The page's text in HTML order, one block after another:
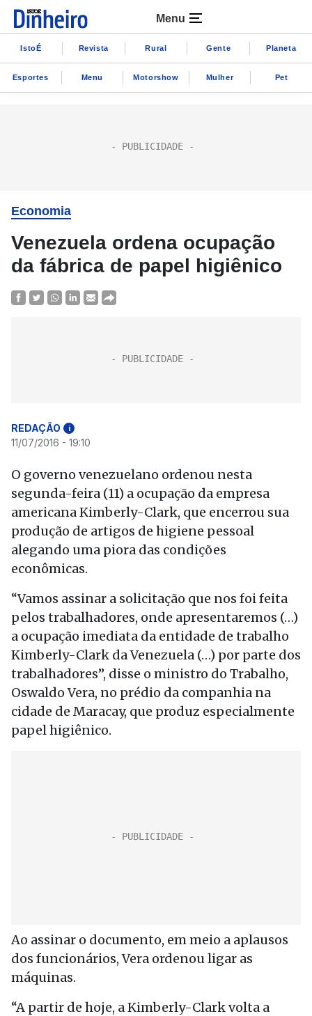
Menu
IstoÉ Revista Rural Gente Planeta
Esportes Menu Motorshow Mulher Pet
Economia
Venezuela ordena ocupação
da fábrica de papel higiênico
REDAÇÃO i
11/07/2016 - 19:10
O governo venezuelano ordenou nesta
segunda-feira (11) a ocupação da empresa
americana Kimberly-Clark, que encerrou sua
produção de artigos de higiene pessoal
alegando uma piora das condições
econômicas.
“Vamos assinar a solicitação que nos foi feita
pelos trabalhadores, onde apresentaremos (…)
a ocupação imediata da entidade de trabalho
Kimberly-Clark da Venezuela (…) por parte dos
trabalhadores”, disse o ministro do Trabalho,
Oswaldo Vera, no prédio da companhia na
cidade de Maracay, que produz especialmente
papel higiênico.
Ao assinar o documento, em meio a aplausos
dos funcionários, Vera ordenou ligar as
máquinas.
“A partir de hoje, a Kimberly-Clark volta a